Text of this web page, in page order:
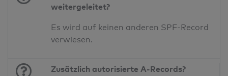
weitergeleitet?
Es wird auf keinen anderen SPF-Record
verwiesen.
Zusätzlich autorisierte A-Records?